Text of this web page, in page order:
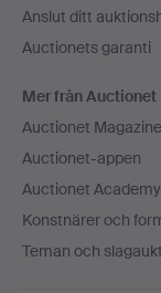
Anslut ditt
Auctionets garanti
Mer från Auctionet
Auctionet Magazine
Auctionet-appen
Auctionet Academy
Konstnärer och
Teman och